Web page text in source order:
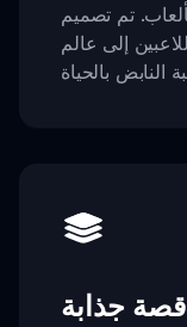
تم تصميم
إلى عالم
قصة جذابة